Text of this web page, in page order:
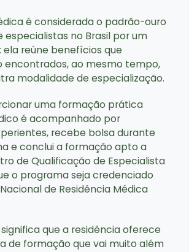
é considerada o padrão-ouro
no Brasil por um
ela reúne benefícios que
encontrados, ao mesmo tempo,
modalidade de especialização.
uma formação prática
é acompanhado por
recebe bolsa durante
e conclui a formação apto a
de Qualificação de Especialista
o programa seja credenciado
de Residência Médica
que a residência oferece
de formação que vai muito além